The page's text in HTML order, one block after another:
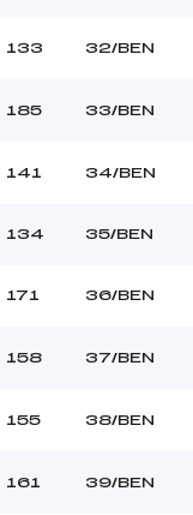
133 32/BEN
185 33/BEN
141 34/BEN
134 35/BEN
171 36/BEN
158 37/BEN
155 38/BEN
161 39/BEN